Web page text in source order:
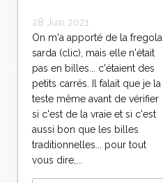
28 Juin 2021
On m'a apporté de la fregola
sarda (clic), mais elle n'était
pas en billes... c'étaient des
petits carrés. Il falait que je la
teste même avant de vérifier
si c'est de la vraie et si c'est
aussi bon que les billes
traditionnelles... pour tout
vous dire,...